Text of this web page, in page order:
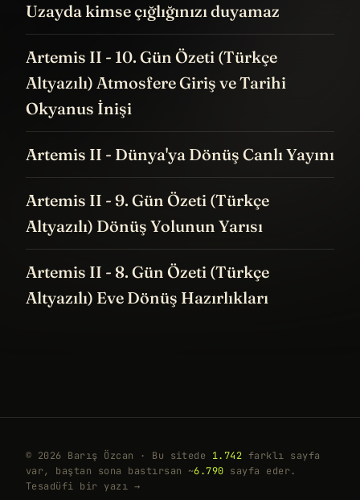
Uzayda kimse çığlığınızı duyamaz
Artemis II - 10. Gün Özeti (Türkçe
Altyazılı) Atmosfere Giriş ve Tarihi
Okyanus İnişi
Artemis II - Dünya'ya Dönüş Canlı Yayını
Artemis II - 9. Gün Özeti (Türkçe
Altyazılı) Dönüş Yolunun Yarısı
Artemis II - 8. Gün Özeti (Türkçe
Altyazılı) Eve Dönüş Hazırlıkları
© 2026 Barış Özcan · Bu sitede 1.742 farklı sayfa
var, baştan sona bastırsan ~6.790 sayfa eder.
Tesadüfi bir yazı →